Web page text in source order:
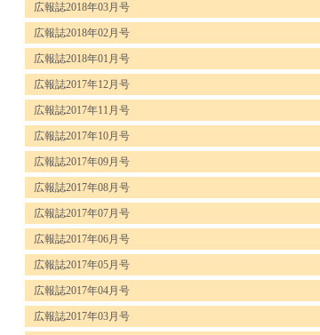
広報誌2018年03月号
広報誌2018年02月号
広報誌2018年01月号
広報誌2017年12月号
広報誌2017年11月号
広報誌2017年10月号
広報誌2017年09月号
広報誌2017年08月号
広報誌2017年07月号
広報誌2017年06月号
広報誌2017年05月号
広報誌2017年04月号
広報誌2017年03月号